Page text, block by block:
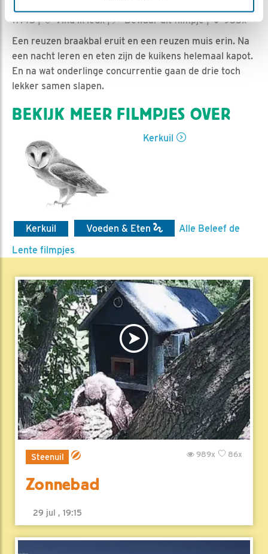
17:45 |
Vind ik leuk| Bewaar dit filmpje|
935x
Een reuzen braakbal eruit en een reuzen muis erin. Na
een nacht leren en eten zijn de kuikens helemaal kapot.
En na wat onderlinge concurrentie gaan de drie toch
lekker samen slapen.
BEKIJK MEER FILMPJES OVER
Kerkuil
Kerkuil Voeden & Eten
Alle Beleef de
Lente filmpjes
Steenuil 86x
989x
Zonnebad
29 jul , 19:15